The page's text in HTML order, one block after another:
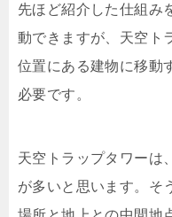
先ほど紹介した仕組み
動できますが、天空ト
位置にある建物に移動
必要です。
天空トラップタワーは
が多いと思います。そ